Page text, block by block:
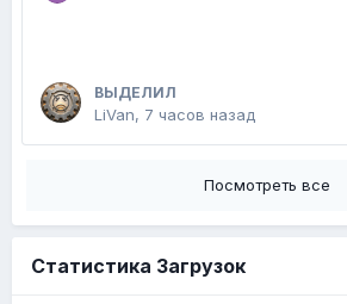
ВЫДЕЛИЛ
LiVan, 7 часов назад
Посмотреть все
Статистика Загрузок